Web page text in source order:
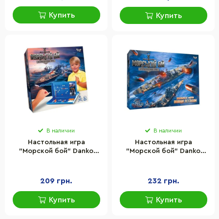
Купить Купить
В наличии
Настольная игра
"Морской бой" Danko
209 грн.
Купить
В наличии
Настольная игра
"Морской бой" Danko
232 грн.
Купить